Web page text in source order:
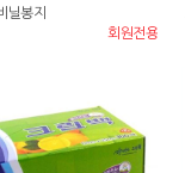
닐봉지
회원전용